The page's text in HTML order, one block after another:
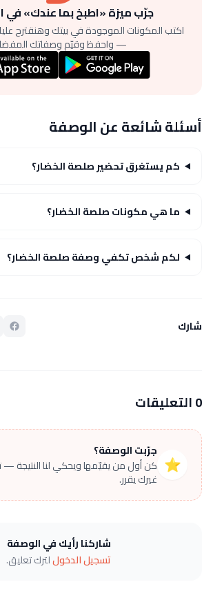
جرّب ميزة «اطبخ بما عندك» في
اكتب المكونات الموجودة في بيتك وهنقترح
— واحفظ وقيّم وصفاتك
أسئلة شائعة عن الوصفة
كم يستغرق تحضير صلصة الخضار؟
ما هي مكونات صلصة الخضار؟
لكم شخص تكفي وصفة صلصة الخضار؟
شارك
0 التعليقات
⭐
جرّبت الوصفة؟
كن أول من يقيّمها ويحكي لنا النتيجة
غيرك يقرر.
شاركنا رأيك في الوصفة
تسجيل الدخوللترك تعليق.